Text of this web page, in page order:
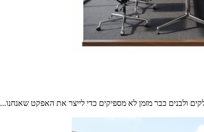
ולבנים כבר מזמן לא מספיקים כדי לייצר את האפקט שאנחנו...